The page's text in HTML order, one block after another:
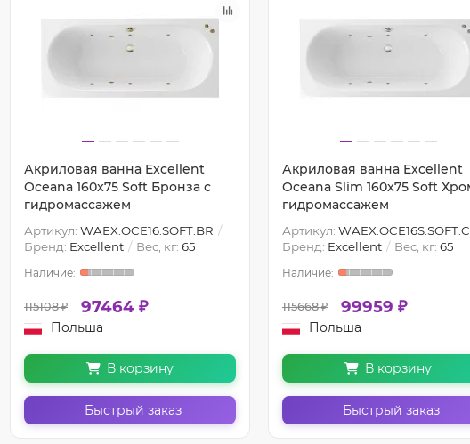
Акриловая ванна Excellent
Oceana 160x75 Soft Бронза с
гидромассажем
Артикул: WAEX.OCE16.SOFT.BR
Бренд: Excellent Вес, кг: 65
115108 ₽ 97464 ₽
Польша
В корзину
Быстрый заказ
Акриловая ванна Excellent
Oceana Slim 160x75 Soft
гидромассажем
Артикул:
Бренд: Excellent Вес, кг: 65
115668 ₽ 99959 ₽
Польша
В корзину
Быстрый заказ